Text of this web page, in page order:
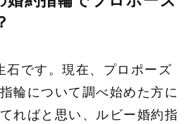
石です。現在、プロポーズ
輪について調べ始めた方に
ればと思い、ルビー婚約指